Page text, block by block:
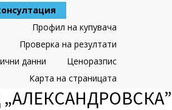
Профил на купувача
Проверка на резултати
Ценоразпис
данни
Карта на страницата